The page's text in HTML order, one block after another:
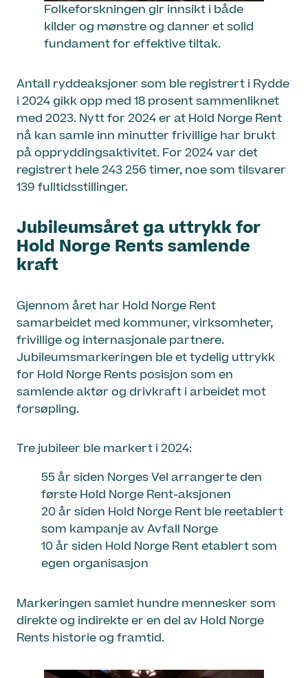
Folkeforskningen gir innsikt i både
kilder og mønstre og danner et solid
fundament for effektive tiltak.
Antall ryddeaksjoner som ble registrert i Rydde
i 2024 gikk opp med 18 prosent sammenliknet
med 2023. Nytt for 2024 er at Hold Norge Rent
nå kan samle inn minutter frivillige har brukt
på oppryddingsaktivitet. For 2024 var det
registrert hele 243 256 timer, noe som tilsvarer
139 fulltidsstillinger.
Jubileumsåret ga uttrykk for
Hold Norge Rents samlende
kraft
Gjennom året har Hold Norge Rent
samarbeidet med kommuner, virksomheter,
frivillige og internasjonale partnere.
Jubileumsmarkeringen ble et tydelig uttrykk
for Hold Norge Rents posisjon som en
samlende aktør og drivkraft i arbeidet mot
forsøpling.
Tre jubileer ble markert i 2024:
55 år siden Norges Vel arrangerte den
første Hold Norge Rent-aksjonen
20 år siden Hold Norge Rent ble reetablert
som kampanje av Avfall Norge
10 år siden Hold Norge Rent etablert som
egen organisasjon
Markeringen samlet hundre mennesker som
direkte og indirekte er en del av Hold Norge
Rents historie og framtid.